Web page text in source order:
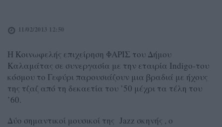
11/02/2013 12:50
H Κοινωφελής επιχείρηση ΦΑΡΙΣ του Δήμου
Καλαμάτας σε συνεργασία με την εταιρία Indigo-του
κόσμου το Γεφύρι παρουσιάζουν μια βραδιά με ήχους
της τζαζ από τη δεκαετία του ’50 μέχρι τα τέλη του
’60.
Δύο σημαντικοί μουσικοί της Jazz σκηνής , ο